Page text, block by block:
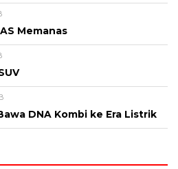
Memanas
DNA Kombi ke Era Listrik